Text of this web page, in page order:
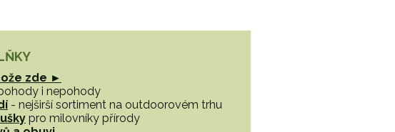
zde ►
i nepohody
- nejširší sortiment na outdoorovém trhu
pro milovníky přírody